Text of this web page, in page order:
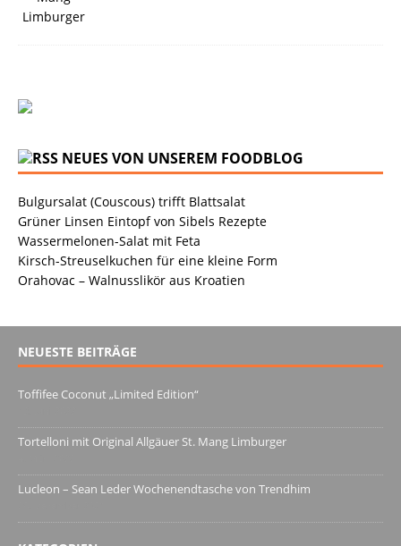
NEUES VON UNSEREM FOODBLOG
Bulgursalat (Couscous) trifft Blattsalat
Grüner Linsen Eintopf von Sibels Rezepte
Wassermelonen-Salat mit Feta
Kirsch-Streuselkuchen für eine kleine Form
Orahovac – Walnusslikör aus Kroatien
NEUESTE BEITRÄGE
Toffifee Coconut „Limited Edition“
Tortelloni mit Original Allgäuer St. Mang Limburger
Lucleon – Sean Leder Wochenendtasche von Trendhim